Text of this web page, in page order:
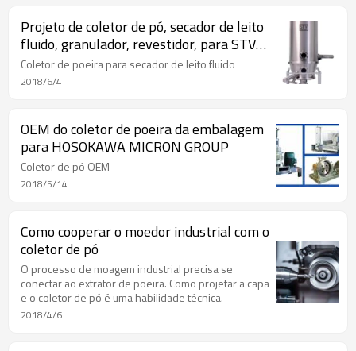
Projeto de coletor de pó, secador de leito
fluido, granulador, revestidor, para STV
Machine Company
Coletor de poeira para secador de leito fluido
2018/6/4
OEM do coletor de poeira da embalagem
para HOSOKAWA MICRON GROUP
Coletor de pó OEM
2018/5/14
Como cooperar o moedor industrial com o
coletor de pó
O processo de moagem industrial precisa se
conectar ao extrator de poeira. Como projetar a capa
e o coletor de pó é uma habilidade técnica.
2018/4/6